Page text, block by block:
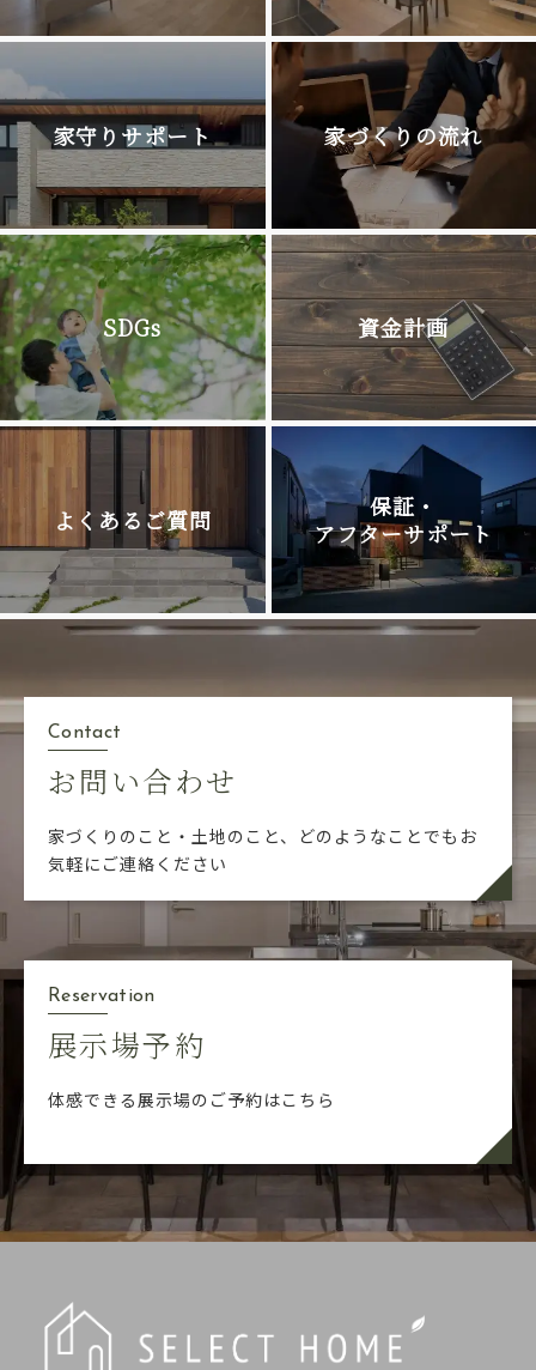
家守りサポート 家づくりの流れ
SDGs 資金計画
よくあるご質問
保証・
アフターサポート
Contact
お問い合わせ
家づくりのこと・土地のこと、どのようなことでも お
気軽にご連絡ください
Reservation
展示場予約
体感できる展示場のご予約はこちら